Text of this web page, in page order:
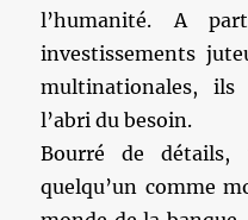
l’humanité. A
investissements
multinationales,
l’abri du besoin.
Bourré de détails,
quelqu’un comme